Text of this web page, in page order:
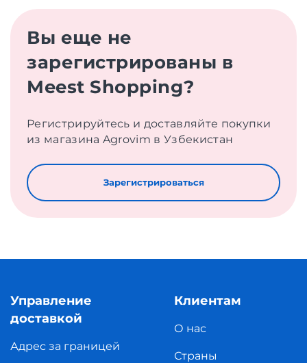
Вы еще не
зарегистрированы в
Meest Shopping?
Регистрируйтесь и доставляйте покупки
из магазина Agrovim в Узбекистан
Зарегистрироваться
Управление
доставкой
Адрес за границей
Клиентам
О нас
Страны